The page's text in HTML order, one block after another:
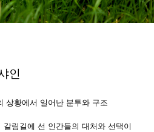
인
상황에서 일어난 분투와 구조
림길에 선 인간들의 대처와 선택이